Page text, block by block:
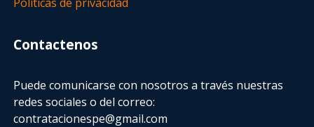
Contactenos
Puede comunicarse con nosotros a través nuestras
redes sociales o del correo:
contratacionespe@gmail.com